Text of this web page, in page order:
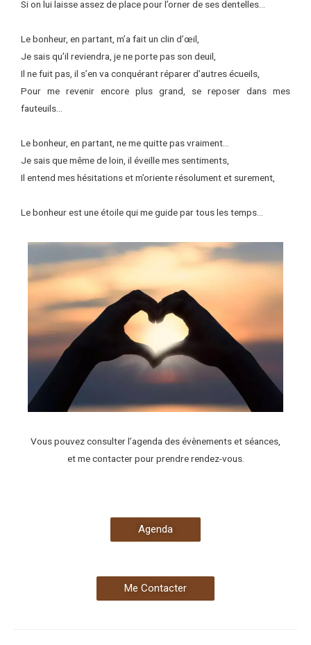
Si on lui laisse assez de place pour l’orner de ses dentelles…
Le bonheur, en partant, m’a fait un clin d’œil,
Je sais qu’il reviendra, je ne porte pas son deuil,
Il ne fuit pas, il s’en va conquérant réparer d’autres écueils,
Pour me revenir encore plus grand, se reposer dans mes
fauteuils…
Le bonheur, en partant, ne me quitte pas vraiment…
Je sais que même de loin, il éveille mes sentiments,
Il entend mes hésitations et m’oriente résolument et surement,
Le bonheur est une étoile qui me guide par tous les temps…
Vous pouvez consulter l’agenda des évènements et séances,
et me contacter pour prendre rendez-vous.
Agenda
Me Contacter